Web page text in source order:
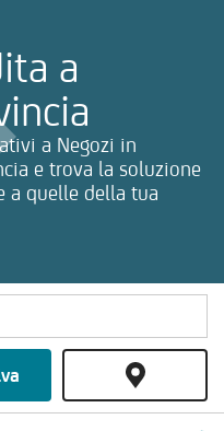
a
a Negozi in
e trova la soluzione
a quelle della tua